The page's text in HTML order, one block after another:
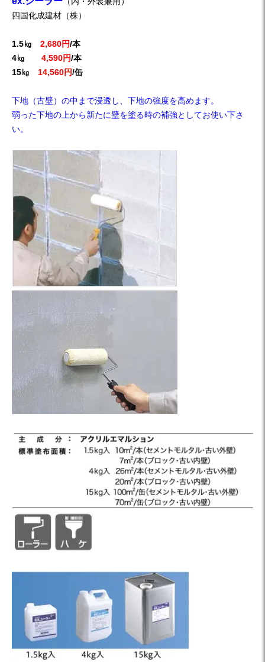
四国化成建材（株）
1.5㎏ 2,680円/本
4㎏ 4,590円/本
15㎏ 14,560円/缶
下地（古壁）の中まで浸透し、下地の強度を高めます。
弱った下地の上から新たに壁を塗る時の補強としてお使い下さ
い。